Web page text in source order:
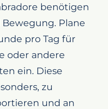
benötigen
Plane
pro Tag für
oder andere
ein. Diese
zu
und an